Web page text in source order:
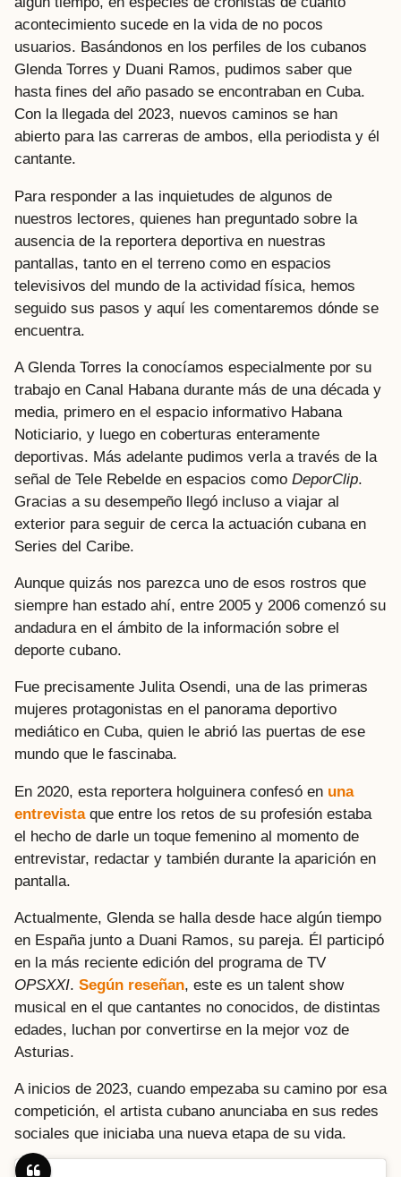
acontecimiento sucede en la vida de no pocos
usuarios. Basándonos en los perfiles de los cubanos
Glenda Torres y Duani Ramos, pudimos saber que
hasta fines del año pasado se encontraban en Cuba.
Con la llegada del 2023, nuevos caminos se han
abierto para las carreras de ambos, ella periodista y él
cantante.
Para responder a las inquietudes de algunos de
nuestros lectores, quienes han preguntado sobre la
ausencia de la reportera deportiva en nuestras
pantallas, tanto en el terreno como en espacios
televisivos del mundo de la actividad física, hemos
seguido sus pasos y aquí les comentaremos dónde se
encuentra.
A Glenda Torres la conocíamos especialmente por su
trabajo en Canal Habana durante más de una década y
media, primero en el espacio informativo Habana
Noticiario, y luego en coberturas enteramente
deportivas. Más adelante pudimos verla a través de la
señal de Tele Rebelde en espacios como DeporClip.
Gracias a su desempeño llegó incluso a viajar al
exterior para seguir de cerca la actuación cubana en
Series del Caribe.
Aunque quizás nos parezca uno de esos rostros que
siempre han estado ahí, entre 2005 y 2006 comenzó su
andadura en el ámbito de la información sobre el
deporte cubano.
Fue precisamente Julita Osendi, una de las primeras
mujeres protagonistas en el panorama deportivo
mediático en Cuba, quien le abrió las puertas de ese
mundo que le fascinaba.
En 2020, esta reportera holguinera confesó en una
entrevistaque entre los retos de su profesión estaba
el hecho de darle un toque femenino al momento de
entrevistar, redactar y también durante la aparición en
pantalla.
Actualmente, Glenda se halla desde hace algún tiempo
en España junto a Duani Ramos, su pareja. Él participó
en la más reciente edición del programa de TV
OPSXXI. Según reseñan, este es un talent show
musical en el que cantantes no conocidos, de distintas
edades, luchan por convertirse en la mejor voz de
Asturias.
A inicios de 2023, cuando empezaba su camino por esa
competición, el artista cubano anunciaba en sus redes
sociales que iniciaba una nueva etapa de su vida.